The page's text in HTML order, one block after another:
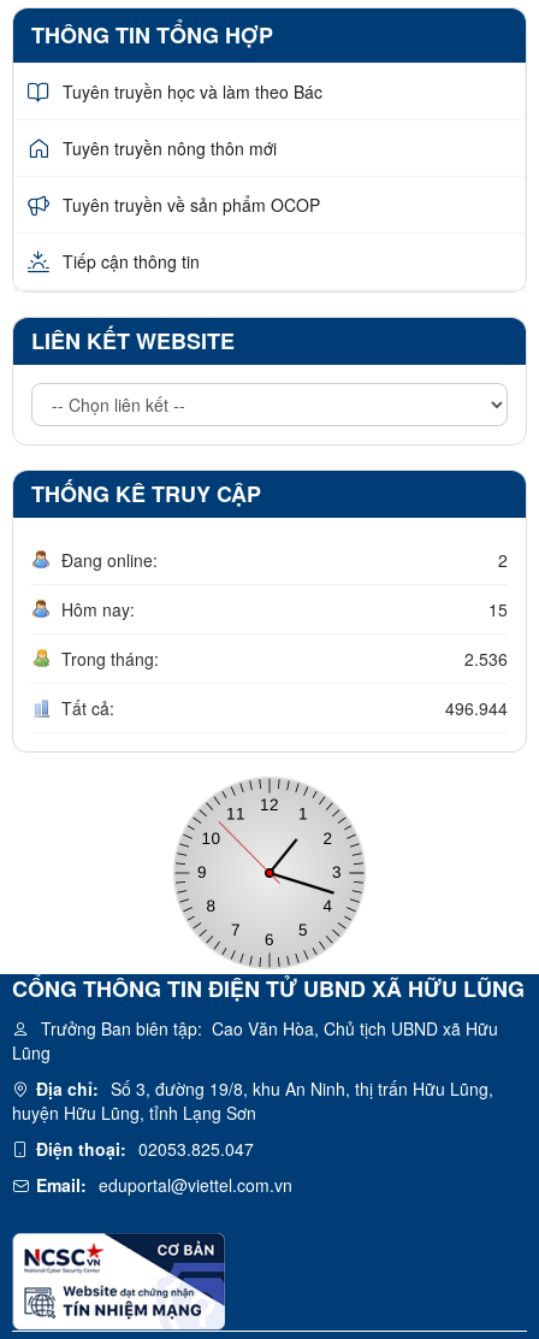
THÔNG TIN TỔNG HỢP
Tuyên truyền học và làm theo Bác
Tuyên truyền nông thôn mới
Tuyên truyền về sản phẩm OCOP
Tiếp cận thông tin
LIÊN KẾT WEBSITE
THỐNG KÊ TRUY CẬP
Đang online: 2
Hôm nay: 15
Trong tháng: 2.536
Tất cả: 496.944
CỔNG THÔNG TIN ĐIỆN TỬ UBND XÃ HỮU LŨNG
Trưởng Ban biên tập: Cao Văn Hòa, Chủ tịch UBND xã Hữu
Lũng
Địa chỉ: Số 3, đường 19/8, khu An Ninh, thị trấn Hữu Lũng,
huyện Hữu Lũng, tỉnh Lạng Sơn
Điện thoại: 02053.825.047
Email: eduportal@viettel.com.vn